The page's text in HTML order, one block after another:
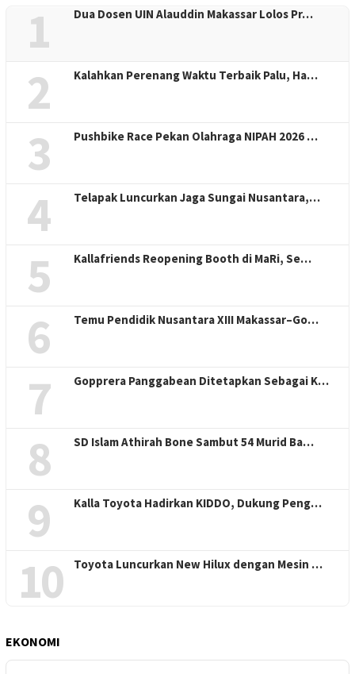
1 Dua Dosen UIN Alauddin Makassar Lolos Pr…
2 Kalahkan Perenang Waktu Terbaik Palu, Ha…
3 Pushbike Race Pekan Olahraga NIPAH 2026 …
4 Telapak Luncurkan Jaga Sungai Nusantara,…
5 Kallafriends Reopening Booth di MaRi, Se…
6 Temu Pendidik Nusantara XIII Makassar–Go…
7 Gopprera Panggabean Ditetapkan Sebagai K…
8 SD Islam Athirah Bone Sambut 54 Murid Ba…
9 Kalla Toyota Hadirkan KIDDO, Dukung Peng…
10 Toyota Luncurkan New Hilux dengan Mesin …
EKONOMI